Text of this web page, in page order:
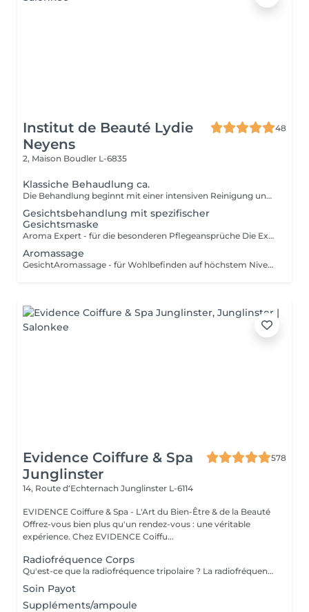
Institut de Beauté Lydie
Neyens
48
2, Maison Boudler L-6835
Klassiche Behaudlung ca.
Die Behandlung beginnt mit einer intensiven Reinigung und einem Gesichtswasser das Ihre Haut neutralisiert und beruhigt. Make-Up und Umwelteinflüsse werden sanft entfernt. Bei der anschließenden Behandlung werden ausschließlich auf die Bedürfnisse Ihrer Haut abgestimmte Produkte verwendet. Mit einem Peeling werden die oberste Zelllagen der Haut abgetragen und die Poren werden geöffnet. Unreinheiten der Haut werden professionell und sanft entfernt. Nach der Tiefenausreinigung freut sich die Haut auf eine entspannende Massage bei der Sie die Augen schließen dürfen und einfach nur genießen können. Eine wirkstoffreiche Maske rundet alles ab. Mit einer Pflegenden Creme wird die Behandlung abgeschlossen und Sie können entspannt in Ihren weiteren Tag starten. Diese Behandlung ist für alle Hauttypen geeignet.
Gesichtsbehandlung mit spezifischer
Gesichtsmaske
Aroma Expert - für die besonderen Pflegeansprüche Die Expert-Behandlungen sind die exklusivsten Decleor Behandlungen für höchste Pflegeansprüche. Neben den Ihrem Hauttyp entsprechenden Aromessencen und Baumes werden die konzentrierten Spezialmasken, die kurz vor dem Auftragen verrührt werden, in das Behandlungsritual integriert. - Maske Hydra Force für feuchtigkeitsarme Haut - Maske Aroma Lisse für sehr müde Haut - Maske Mate and Pure für Misch- und ölige Haut - Maske Harmonie Douceur Expert für empfindliche Haut Elemente der Aroma Expert Behandlung: Reinigungsritual (Reinigung, Intensivreinigung, mildes Peeling), Tiefenausreinigung und Massage für Gesicht, Hals und Dekolleté,Tagespflege. Diese Behandlung ist für alle Hauttypen geeignet.
Aromassage
GesichtAromassage - für Wohlbefinden auf höchstem Niveau Dies ist eine sanfte Massagebehandlung für alle, die Stressabbau, Beruhigung und Entspannung suchen, für entspannte Gesichtszüge und einen leuchtenden Teint. Genießen Sie die wohltuende Kraft Ätherischer Öle. Elemente der Aromassage Behandlung: Reinigungsritual (Reinigung, Intensivreinigung, mildes Peeling), Massage für Gesicht, Hals und Dekolleté, Maske, Tagespflege. Diese Behandlung ist für alle Hauttypen geeignet.
Evidence Coiffure & Spa
Junglinster
578
14, Route d‘Echternach Junglinster L-6114
EVIDENCE Coiffure & Spa - L'Art du Bien-Être & de la Beauté
Offrez-vous bien plus qu'un rendez-vous : une véritable
expérience. Chez EVIDENCE Coiffu...
Radiofréquence Corps
Qu'est-ce que la radiofréquence tripolaire ? La radiofréquence tripolaire est l'une des méthodes non invasives les plus efficaces pour raffermir et tonifier visiblement la peau. La peau perd naturellement son élasticité et sa souplesse à cause du processus de vieillissement ou des fluctuations de poids, et à mesure que la peau s'amincit, les signes du temps deviennent plus fréquents. L'énergie radiofréquence stimule la contraction des fibres de collagène existantes et la production de nouvelles cellules pour lisser, tonifier et raffermir la peau. Les zones de traitement comprennent : Cou (uniquement sur les côtés et jamais devant); Double menton - Double menton ; Front; Autour des yeux; Joues; moustache chinoise; région de la mâchoire.
Soin Payot
Suppléments/ampoule